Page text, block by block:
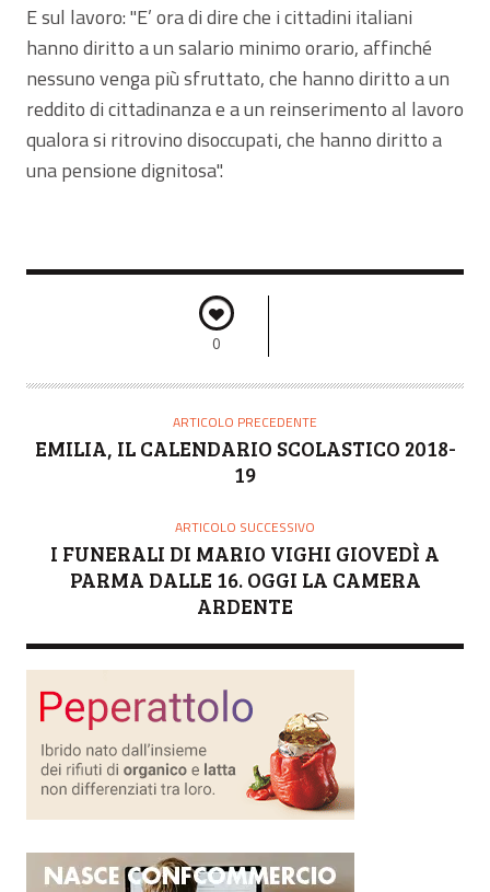
E sul lavoro: "E’ ora di dire che i cittadini italiani
hanno diritto a un salario minimo orario, affinché
nessuno venga più sfruttato, che hanno diritto a un
reddito di cittadinanza e a un reinserimento al lavoro
qualora si ritrovino disoccupati, che hanno diritto a
una pensione dignitosa".
0
ARTICOLO PRECEDENTE
EMILIA, IL CALENDARIO SCOLASTICO 2018-
19
ARTICOLO SUCCESSIVO
I FUNERALI DI MARIO VIGHI GIOVEDÌ A
PARMA DALLE 16. OGGI LA CAMERA
ARDENTE